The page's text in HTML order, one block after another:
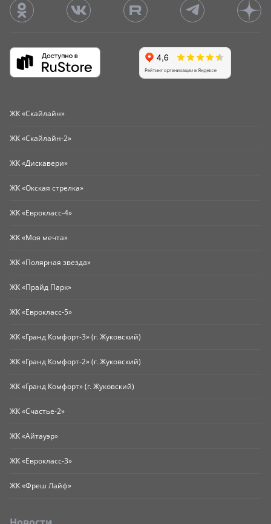
ЖК «Скайлайн»
ЖК «Скайлайн-2»
ЖК «Дискавери»
ЖК «Окская стрелка»
ЖК «Еврокласс-4»
ЖК «Моя мечта»
ЖК «Полярная звезда»
ЖК «Прайд Парк»
ЖК «Еврокласс-5»
ЖК «Гранд Комфорт-3» (г. Жуковский)
ЖК «Гранд Комфорт-2» (г. Жуковский)
ЖК «Гранд Комфорт» (г. Жуковский)
ЖК «Счастье-2»
ЖК «Айтауэр»
ЖК «Еврокласс-3»
ЖК «Фреш Лайф»